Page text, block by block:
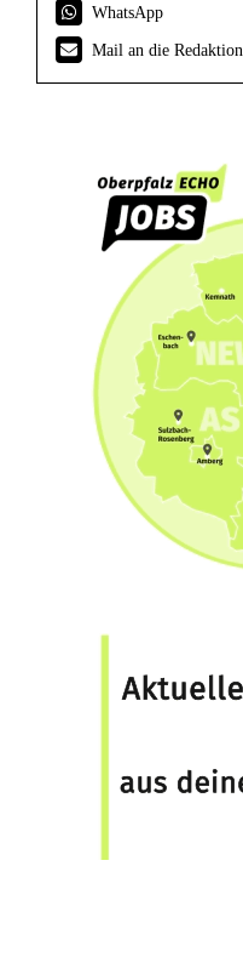
WhatsApp
Mail an die Redaktion